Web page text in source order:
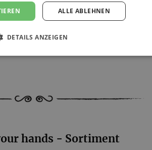
hands - Sortiment
ALLE ABLEHNEN
DETAILS ANZEIGEN